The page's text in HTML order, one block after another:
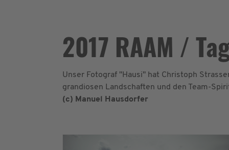
2017 RAAM /
Unser Fotograf "Hausi" hat Christoph
grandiosen Landschaften und den Team-
(c) Manuel Hausdorfer